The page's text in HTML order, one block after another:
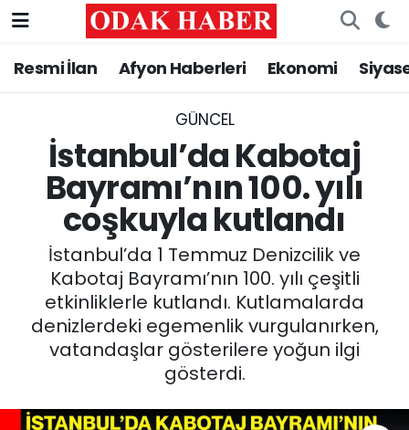
Resmi İlan Afyon Haberleri Ekonomi
GÜNCEL
İstanbul’da Kabotaj
Bayramı’nın 100. yılı
coşkuyla kutlandı
İstanbul’da 1 Temmuz Denizcilik ve
Kabotaj Bayramı’nın 100. yılı çeşitli
etkinliklerle kutlandı. Kutlamalarda
denizlerdeki egemenlik vurgulanırken,
vatandaşlar gösterilere yoğun ilgi
gösterdi.
AFYONKARAHİSAR HABERLERİ
ASAYİŞ
GÜNCEL
SİYASET
EĞİTİM
MAGAZİN
Nöbetçi Eczaneler
Trafik Durumu
Süper Lig Puan Durumu ve Fikstür
Tüm Manşetler
Son Dakika Haberleri
Haber Arşivi